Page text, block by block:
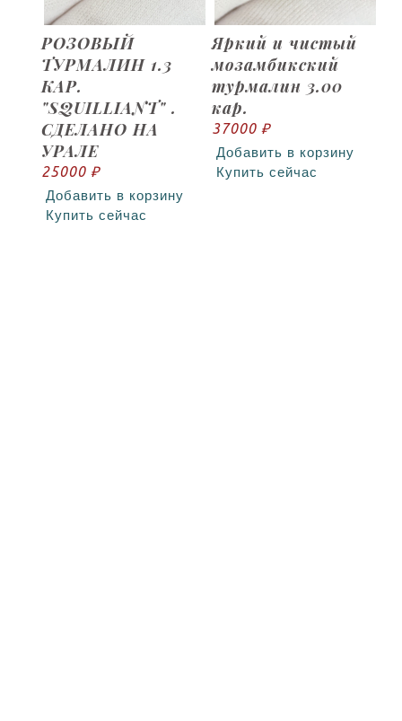
РОЗОВЫЙ
ТУРМАЛИН 1.3
КАР.
"SQUILLIANT" .
СДЕЛАНО НА
УРАЛЕ
25000 ₽
Добавить в корзину
Купить сейчас
Яркий и чистый
мозамбикский
турмалин 3.00
кар.
37000 ₽
Добавить в корзину
Купить сейчас